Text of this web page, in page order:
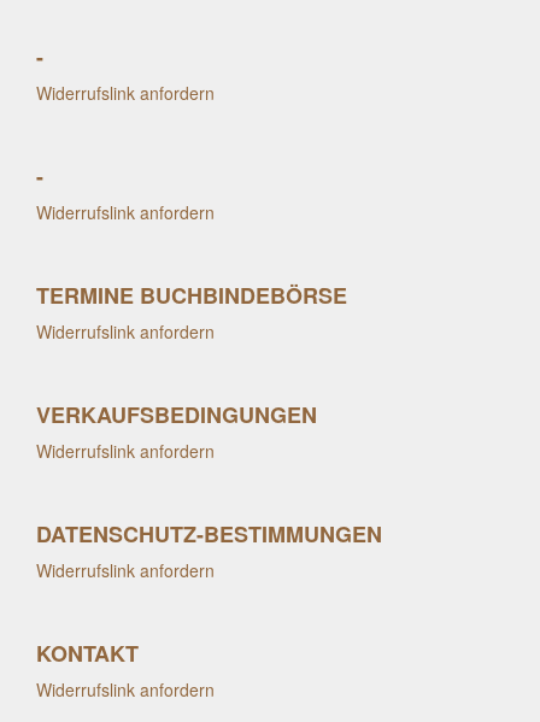
-
Widerrufslink anfordern
-
Widerrufslink anfordern
TERMINE BUCHBINDEBÖRSE
Widerrufslink anfordern
VERKAUFSBEDINGUNGEN
Widerrufslink anfordern
DATENSCHUTZ-BESTIMMUNGEN
Widerrufslink anfordern
KONTAKT
Widerrufslink anfordern